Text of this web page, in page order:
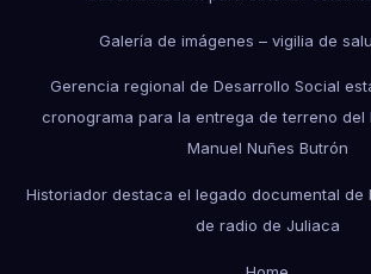
Galería de imágenes – vigilia de
Gerencia regional de Desarrollo Social
cronograma para la entrega de terreno del
Manuel Nuñes Butrón
Historiador destaca el legado documental de
de radio de Juliaca